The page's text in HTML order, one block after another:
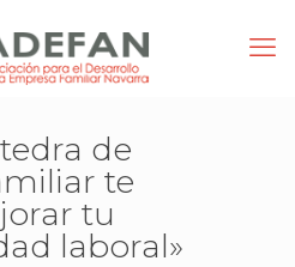
de
te
tu
laboral»